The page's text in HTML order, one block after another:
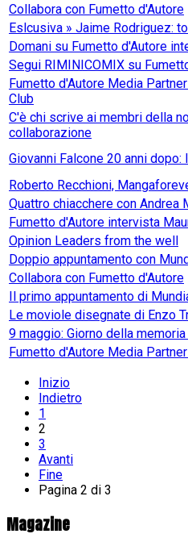
Collabora con Fumetto d'Autore
Eslcusiva » Jaime Rodriguez:
Domani su Fumetto d'Autore
Segui RIMINICOMIX su
Fumetto d'Autore Media
Club
C'è chi scrive ai membri della
collaborazione
Giovanni Falcone 20 anni
Roberto Recchioni,
Quattro chiacchere con Andrea
Fumetto d'Autore intervista
Opinion Leaders from the well
Doppio appuntamento con
Collabora con Fumetto d'Autore
Il primo appuntamento di
Le moviole disegnate di Enzo
9 maggio: Giorno della
Fumetto d'Autore Media
Inizio
Indietro
1
2
3
Avanti
Fine
Pagina 2 di 3
Magazine